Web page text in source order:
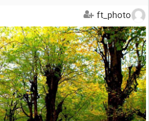
ft_photo